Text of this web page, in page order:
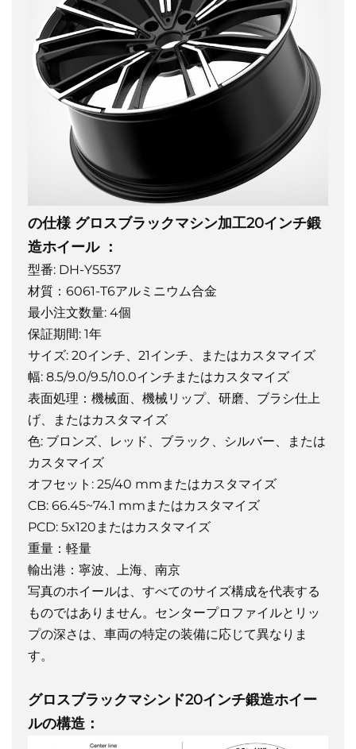
の仕様 グロスブラックマシン加工20インチ鍛
造ホイール ：
型番: DH-Y5537
材質：6061-T6アルミニウム合金
最小注文数量: 4個
保証期間: 1年
サイズ: 20インチ、21インチ、またはカスタマイズ
幅: 8.5/9.0/9.5/10.0インチまたはカスタマイズ
表面処理：機械面、機械リップ、研磨、ブラシ仕上
げ、またはカスタマイズ
色: ブロンズ、レッド、ブラック、シルバー、または
カスタマイズ
オフセット: 25/40 mmまたはカスタマイズ
CB: 66.45~74.1 mmまたはカスタマイズ
PCD: 5x120またはカスタマイズ
重量：軽量
輸出港：寧波、上海、南京
写真のホイールは、すべてのサイズ構成を代表する
ものではありません。センタープロファイルとリッ
プの深さは、車両の特定の装備に応じて異なりま
す。
グロスブラックマシンド20インチ鍛造ホイー
ルの構造：